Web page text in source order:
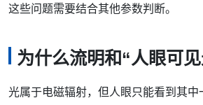
这些问题需要结合其他参数判断。
为什么流明和“人眼可见
光属于电磁辐射，但人眼只能看到其中